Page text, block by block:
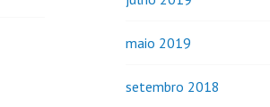
maio 2019
setembro 2018